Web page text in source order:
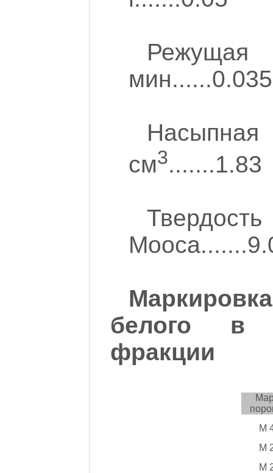
мин......0.035
см3.......1.83
белого в
фракции
М
М
М